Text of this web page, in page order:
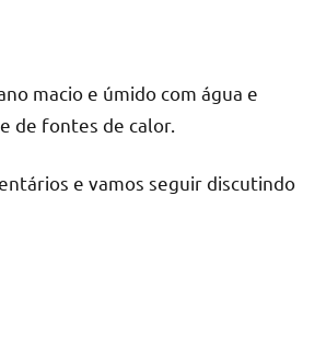
macio e úmido com água e
de fontes de calor.
e vamos seguir discutindo